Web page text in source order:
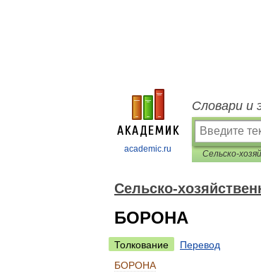
academic.ru
Словари и
Сельско-
БОРОНА
Толкование
Перевод
БОРОНА